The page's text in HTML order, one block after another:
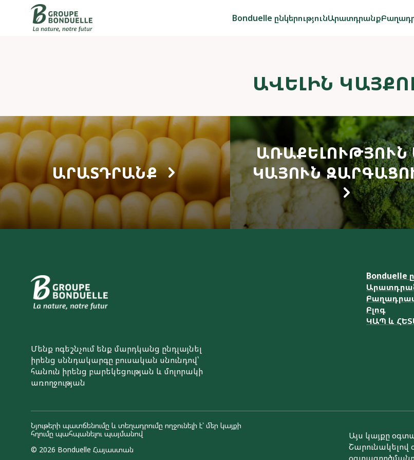
Bonduelle ընկերությունԱրատդրանք
ԱՎԵԼԻՆ
ԱՐԱՏԴՐԱՆՔ
ԱՌԱՔԵԼՈՒԹՅՈՒՆ
ԱՅՈՒՆ
Մենք ոգեշնչում ենք մարդկանց ընդլայնել
իրենց սննդակարգը բուսական սնունդով՝
հանուն իրենց բարեկեցության և մոլորակի
առողջության
Bonduelle
Բլոգ
ԿԱՊ և
Նյութերի պատճենումը և տեղադրումը ողջունելի է՝ մեր կայքի
հղումը պահպանելու պայմանով
© 2026 Bonduelle Հայաստան
Այս կայքը
Շարունակելով